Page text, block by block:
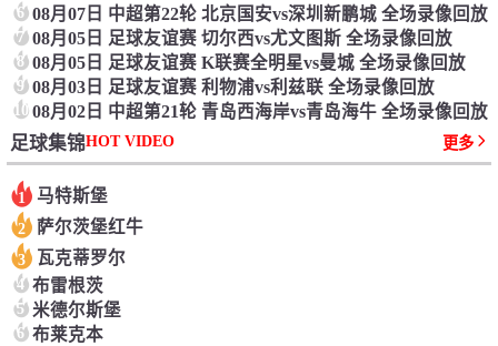
6 08月07日 中超第22轮 北京国安vs深圳新鹏城 全场录像回放
7 08月05日 足球友谊赛 切尔西vs尤文图斯 全场录像回放
8 08月05日 足球友谊赛 K联赛全明星vs曼城 全场录像回放
9 08月03日 足球友谊赛 利物浦vs利兹联 全场录像回放
1008月02日 中超第21轮 青岛西海岸vs青岛海牛 全场录像回放
足球集锦HOT VIDEO 更多
1 马特斯堡
2 萨尔茨堡红牛
3 瓦克蒂罗尔
4 布雷根茨
5 米德尔斯堡
6 布莱克本